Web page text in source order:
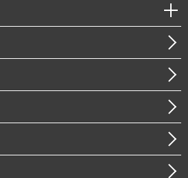
ンプライアンス）・防災（政策）
ツ・スマートシティ
ステム